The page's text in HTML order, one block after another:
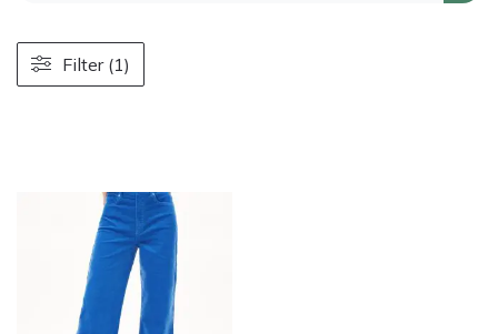
Filter (1)